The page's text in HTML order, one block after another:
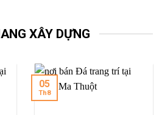
XÂY DỰNG
05
Th8